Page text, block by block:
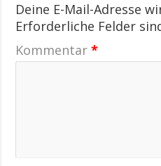
Deine E-Mail-Adresse
Erforderliche Felder
Kommentar*